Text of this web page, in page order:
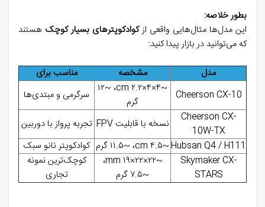
بطور خلاصه:
این مدل‌ها مثال‌هایی واقعی ازکوادکوپترهای بسیار کوچک هستند
که می‌توانید در بازار پیدا کنید:
مدل مشخصه
مناسب برای
Cheerson CX-10
~۴×۴×۲.۲ ، ~۱۲
گرم
سرگرمی و مبتدی‌ها
Cheerson CX-
10W-TX
نسخه با قابلیت FPV
تجربه پرواز با دوربین
Hubsan Q4 / H111
~۴.۵ ، ~۱۱.۵گرم کوادکوپتر نانو سبک
Skymaker CX-
STARS
~۲۲×۲۲×۱۹
،
~۷.۵ گرم
کوچک‌ترین نمونه
تجاری